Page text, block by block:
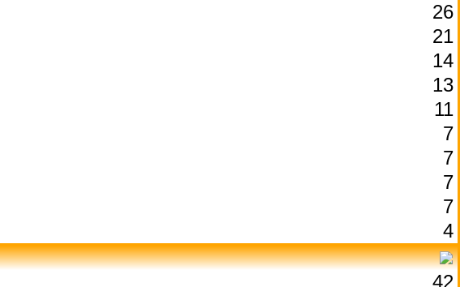
26
21
14
13
11
7
7
7
7
4
42